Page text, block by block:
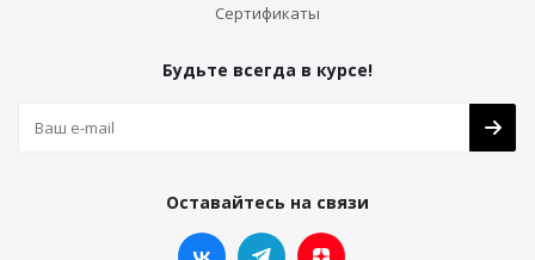
Сертификаты
Будьте всегда в курсе!
Оставайтесь на связи